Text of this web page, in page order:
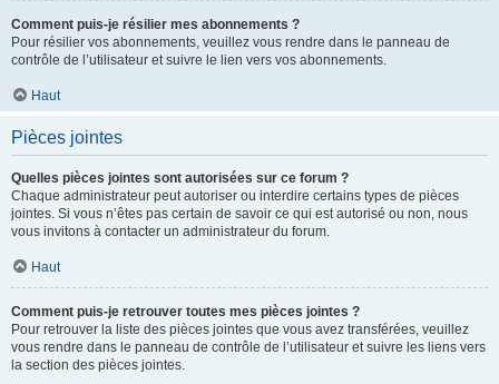
Comment puis-je résilier mes abonnements ?
Pour résilier vos abonnements, veuillez vous rendre dans le panneau de
contrôle de l’utilisateur et suivre le lien vers vos abonnements.
Haut
Pièces jointes
Quelles pièces jointes sont autorisées sur ce forum ?
Chaque administrateur peut autoriser ou interdire certains types de pièces
jointes. Si vous n’êtes pas certain de savoir ce qui est autorisé ou non, nous
vous invitons à contacter un administrateur du forum.
Haut
Comment puis-je retrouver toutes mes pièces jointes ?
Pour retrouver la liste des pièces jointes que vous avez transférées, veuillez
vous rendre dans le panneau de contrôle de l’utilisateur et suivre les liens vers
la section des pièces jointes.